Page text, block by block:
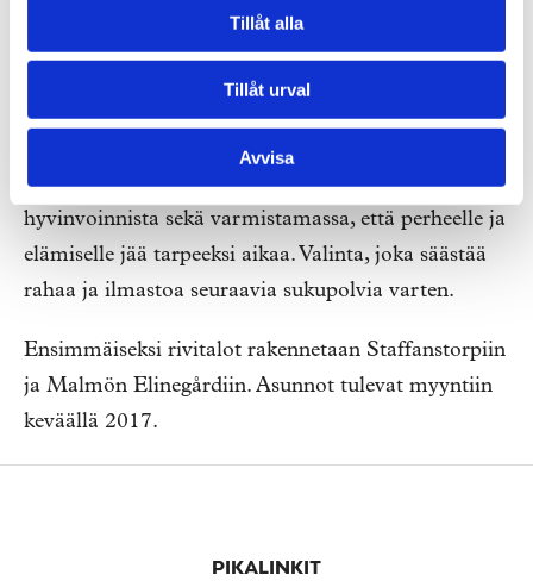
Tillåt alla
Tillåt urval
Avvisa
projektista vastaava arkkitehti.
Ajatuksena on, että Ikano-rivitalosta tulisi
asukkaalleen arjen paras ystävä. Sellainen, joka
ystävän tavoin on aina paikalla vastaamassa tämän
hyvinvoinnista sekä varmistamassa, että perheelle ja
elämiselle jää tarpeeksi aikaa. Valinta, joka säästää
rahaa ja ilmastoa seuraavia sukupolvia varten.
Ensimmäiseksi rivitalot rakennetaan Staffanstorpiin
ja Malmön Elinegårdiin. Asunnot tulevat myyntiin
keväällä 2017.
PIKALINKIT